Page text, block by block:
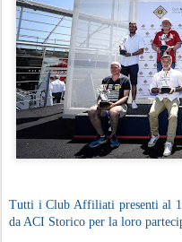
Tutti i Club Affiliati presenti al
da ACI Storico per la loro